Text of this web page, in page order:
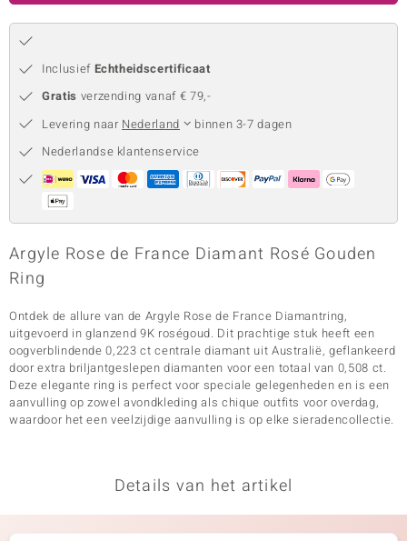
Inclusief Echtheidscertificaat
Gratis verzending vanaf € 79,-
Levering naar Nederland
binnen 3-7 dagen
Nederlandse klantenservice
Argyle Rose de France Diamant Rosé Gouden
Ring
Ontdek de allure van de Argyle Rose de France Diamantring,
uitgevoerd in glanzend 9K roségoud. Dit prachtige stuk heeft een
oogverblindende 0,223 ct centrale diamant uit Australië, geflankeerd
door extra briljantgeslepen diamanten voor een totaal van 0,508 ct.
Deze elegante ring is perfect voor speciale gelegenheden en is een
aanvulling op zowel avondkleding als chique outfits voor overdag,
waardoor het een veelzijdige aanvulling is op elke sieradencollectie.
Details van het artikel